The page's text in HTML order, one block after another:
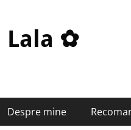
Lala ✿
Despre mine